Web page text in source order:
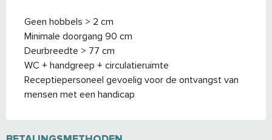
Geen hobbels > 2 cm
Minimale doorgang 90 cm
Deurbreedte > 77 cm
WC + handgreep + circulatieruimte
Receptiepersoneel gevoelig voor de ontvangst van
mensen met een handicap